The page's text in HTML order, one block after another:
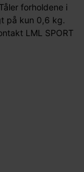
forholdene i
på kun 0,6 kg.
LML SPORT